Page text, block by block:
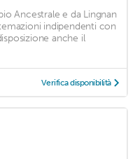
Ancestrale e da Lingnan
indipendenti con
anche il
Verifica disponibilità